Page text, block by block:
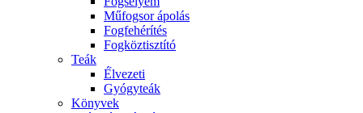
Műfogsor ápolás
Fogfehérítés
Fogköztisztító
Teák
É́lvezeti
Gyógyteák
Könyvek